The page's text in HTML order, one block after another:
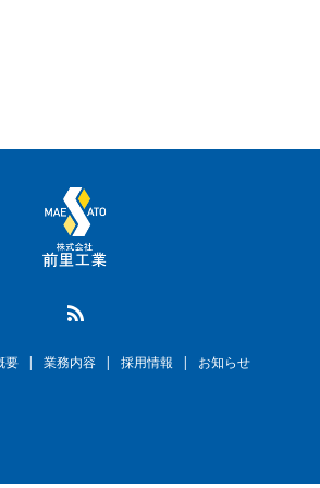
要 業務内容 採用情報 お知らせ